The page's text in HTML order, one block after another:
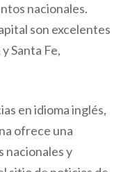
nacionales.
son excelentes
Santa Fe,
en idioma inglés,
ofrece una
nacionales y